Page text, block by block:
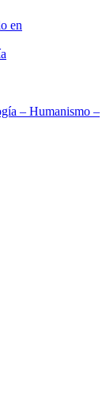
en
– Humanismo –